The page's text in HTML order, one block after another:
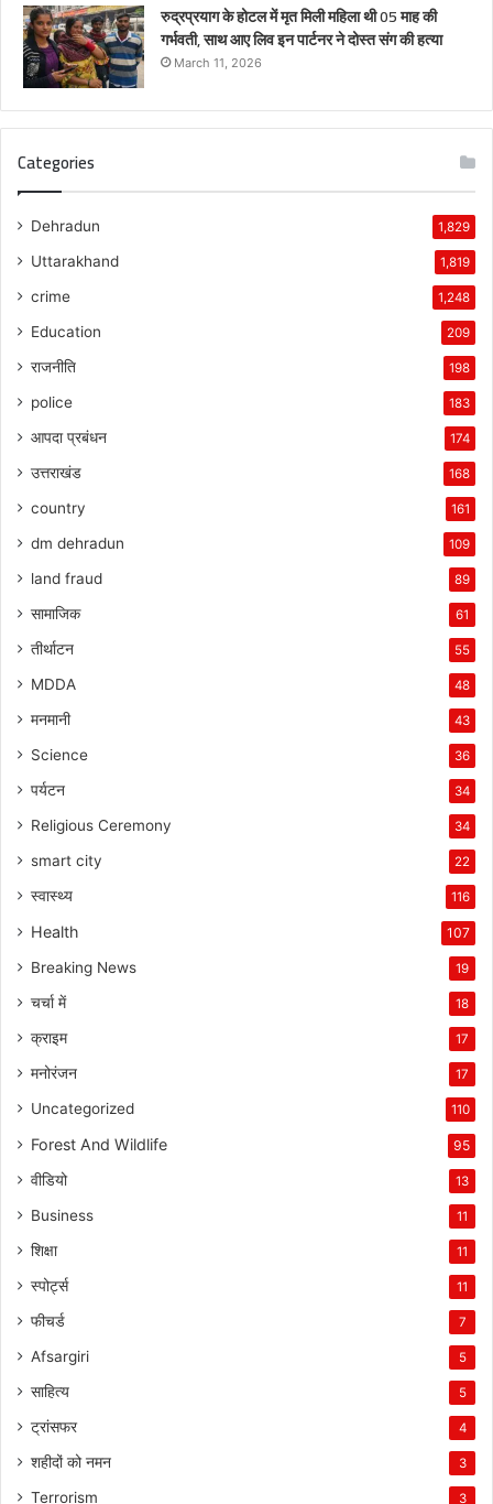
रुद्रप्रयाग के होटल में मृत मिली महिला थी 05 माह की
गर्भवती, साथ आए लिव इन पार्टनर ने दोस्त संग की हत्या
March 11, 2026
Categories
Dehradun 1,829
Uttarakhand 1,819
crime 1,248
Education 209
राजनीति 198
police 183
आपदा प्रबंधन 174
उत्तराखंड 168
country 161
dm dehradun 109
land fraud 89
सामाजिक 61
तीर्थाटन 55
MDDA 48
मनमानी 43
Science 36
पर्यटन 34
Religious Ceremony 34
smart city 22
स्वास्थ्य 116
Health 107
Breaking News 19
चर्चा में 18
क्राइम 17
मनोरंजन 17
Uncategorized 110
Forest And Wildlife 95
वीडियो 13
Business 11
शिक्षा 11
स्पोर्ट्स 11
फीचर्ड 7
Afsargiri 5
साहित्य 5
ट्रांसफर 4
शहीदों को नमन 3
Terrorism 3